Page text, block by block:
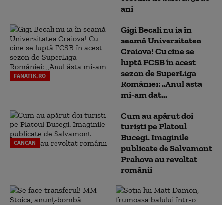
ani
FANATIK.RO
Gigi Becali nu ia în
seamă Universitatea
Craiova! Cu cine se
luptă FCSB în acest
sezon de SuperLiga
României: „Anul ăsta
mi-am dat...
CANCAN
Cum au apărut doi
turiști pe Platoul
Bucegi. Imaginile
publicate de Salvamont
Prahova au revoltat
românii